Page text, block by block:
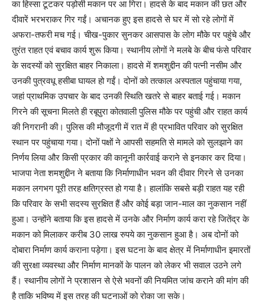
का हिस्सा टूटकर पड़ोसी मकान पर आ गिरा। हादसे के बाद मकान की छत और
दीवारें भरभराकर गिर गईं। अचानक हुए इस हादसे से घर में सो रहे लोगों में
अफरा-तफरी मच गई। चीख-पुकार सुनकर आसपास के लोग मौके पर पहुंचे और
तुरंत राहत एवं बचाव कार्य शुरू किया। स्थानीय लोगों ने मलबे के बीच फंसे परिवार
के सदस्यों को सुरक्षित बाहर निकाला। हादसे में शमशुद्दीन की पत्नी नसीम और
उनकी पुत्रवधू हसीबा घायल हो गईं। दोनों को तत्काल अस्पताल पहुंचाया गया,
जहां प्राथमिक उपचार के बाद उनकी स्थिति खतरे से बाहर बताई गई। मकान
गिरने की सूचना मिलते ही रबूपुरा कोतवाली पुलिस मौके पर पहुंची और राहत कार्य
की निगरानी की। पुलिस की मौजूदगी में रात में ही प्रभावित परिवार को सुरक्षित
स्थान पर पहुंचाया गया। दोनों पक्षों ने आपसी सहमति से मामले को सुलझाने का
निर्णय लिया और किसी प्रकार की कानूनी कार्रवाई कराने से इनकार कर दिया।
भाजपा नेता शमशुद्दीन ने बताया कि निर्माणाधीन भवन की दीवार गिरने से उनका
मकान लगभग पूरी तरह क्षतिग्रस्त हो गया है। हालांकि सबसे बड़ी राहत यह रही
कि परिवार के सभी सदस्य सुरक्षित हैं और कोई बड़ा जान-माल का नुकसान नहीं
हुआ। उन्होंने बताया कि इस हादसे में उनके और निर्माण कार्य करा रहे जितेंद्र के
मकान को मिलाकर करीब 30 लाख रुपये का नुकसान हुआ है। अब दोनों को
दोबारा निर्माण कार्य कराना पड़ेगा। इस घटना के बाद क्षेत्र में निर्माणाधीन इमारतों
की सुरक्षा व्यवस्था और निर्माण मानकों के पालन को लेकर भी सवाल उठने लगे
हैं। स्थानीय लोगों ने प्रशासन से ऐसे भवनों की नियमित जांच कराने की मांग की
है ताकि भविष्य में इस तरह की घटनाओं को रोका जा सके।